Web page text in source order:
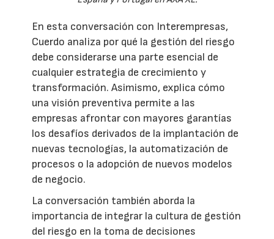
En esta conversación con Interempresas,
Cuerdo analiza por qué la gestión del riesgo
debe considerarse una parte esencial de
cualquier estrategia de crecimiento y
transformación. Asimismo, explica cómo
una visión preventiva permite a las
empresas afrontar con mayores garantías
los desafíos derivados de la implantación de
nuevas tecnologías, la automatización de
procesos o la adopción de nuevos modelos
de negocio.
La conversación también aborda la
importancia de integrar la cultura de gestión
del riesgo en la toma de decisiones